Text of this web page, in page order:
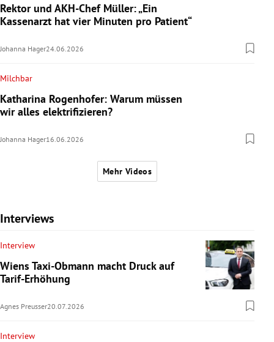
Rektor und AKH-Chef Müller: „Ein
Kassenarzt hat vier Minuten pro Patient“
Johanna Hager24.06.2026
Milchbar
Katharina Rogenhofer: Warum müssen
wir alles elektrifizieren?
Johanna Hager16.06.2026
Mehr Videos
Interviews
Interview
Wiens Taxi-Obmann macht Druck auf
Tarif-Erhöhung
Agnes Preusser20.07.2026
Interview